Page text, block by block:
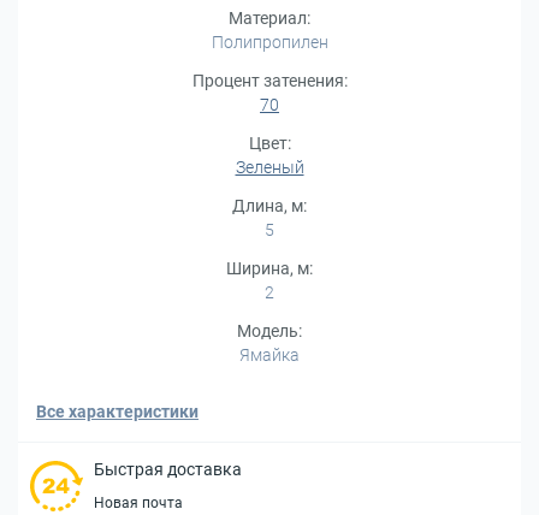
Материал:
Полипропилен
Процент затенения:
70
Цвет:
Зеленый
Длина, м:
5
Ширина, м:
2
Модель:
Ямайка
Все характеристики
Быстрая доставка
Новая почта